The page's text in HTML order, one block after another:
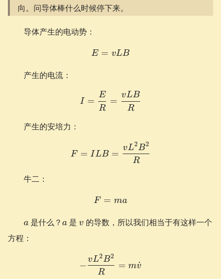
向。问导体棒什么时候停下来。
导体产生的电动势：
E = vLB
E = vLB
产生的电流：
I = \frac{E}{R} =
I =
R
E
=
R
vLB
产生的安培力：
F = ILB =
F = I LB =
R
vL2 B2
牛二：
F = ma
F = ma
a
a 是什么？ a
a 是 v
v 的导数，所以我们相当于有这样一个
方程：
-\frac{vL^2B^2}{R} =
−
R
vL2B2
= mv
˙